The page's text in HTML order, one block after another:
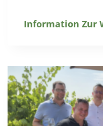
Information Zur